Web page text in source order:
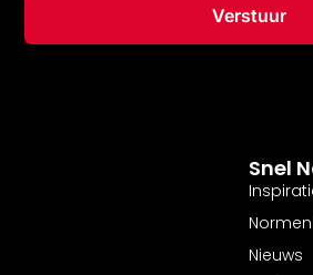
Snel
Nieuws
Verstuur